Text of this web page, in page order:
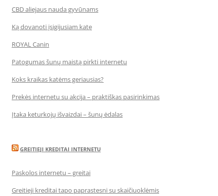
CBD aliejaus nauda gyvūnams
Ką dovanoti įsigijusiam katę
ROYAL Canin
Patogumas šunų maistą pirkti internetu
Koks kraikas katėms geriausias?
Prekės internetu su akcija – praktiškas pasirinkimas
Įtaka keturkojų išvaizdai – šunų ėdalas
GREITIEJI KREDITAI INTERNETU
Paskolos internetu – greitai
Greitieji kreditai tapo paprastesni su skaičiuoklėmis